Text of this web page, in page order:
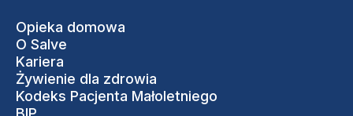
Opieka domowa
O Salve
Kariera
Żywienie dla zdrowia
Kodeks Pacjenta Małoletniego